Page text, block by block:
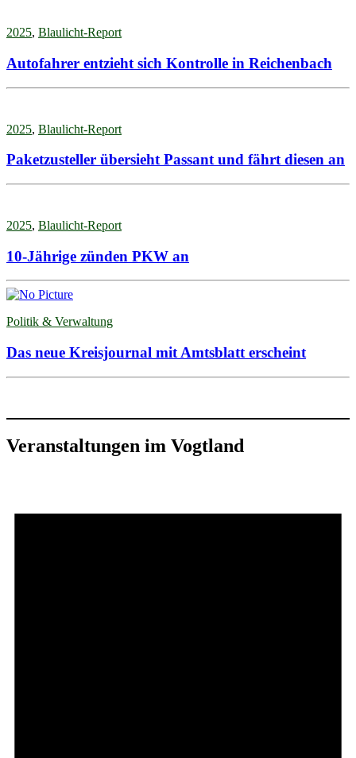
2025, Blaulicht-Report
Autofahrer entzieht sich Kontrolle in Reichenbach
2025, Blaulicht-Report
Paketzusteller übersieht Passant und fährt diesen an
2025, Blaulicht-Report
10-Jährige zünden PKW an
Politik & Verwaltung
Das neue Kreisjournal mit Amtsblatt erscheint
Veranstaltungen im Vogtland